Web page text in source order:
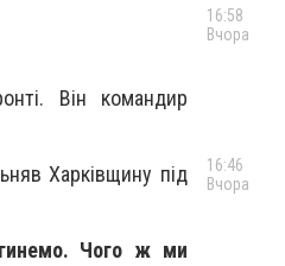
Він командир
Харківщину під
Чого ж ми
16:58
Вчора
16:46
Вчора